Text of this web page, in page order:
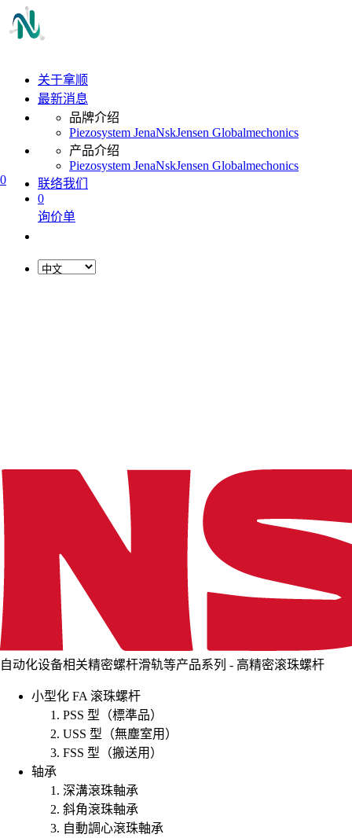
0
关于拿顺
最新消息
品牌介绍
Piezosystem JenaNskJensen Globalmechonics
产品介绍
Piezosystem JenaNskJensen Globalmechonics
联络我们
0
询价单
自动化设备相关精密螺杆滑轨等产品系列 - 高精密滚珠螺杆
小型化 FA 滚珠螺杆
PSS 型（標準品）
USS 型（無塵室用）
FSS 型（搬送用）
轴承
深溝滾珠軸承
斜角滾珠軸承
自動調心滾珠軸承